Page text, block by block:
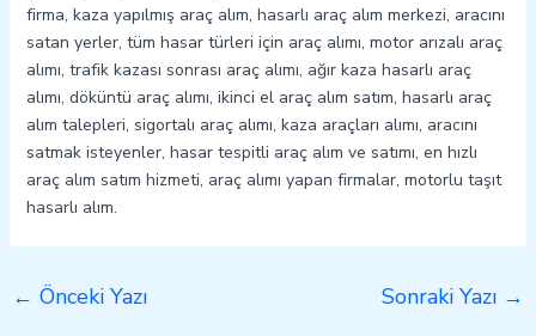
firma, kaza yapılmış araç alım, hasarlı araç alım merkezi, aracını
satan yerler, tüm hasar türleri için araç alımı, motor arızalı araç
alımı, trafik kazası sonrası araç alımı, ağır kaza hasarlı araç
alımı, döküntü araç alımı, ikinci el araç alım satım, hasarlı araç
alım talepleri, sigortalı araç alımı, kaza araçları alımı, aracını
satmak isteyenler, hasar tespitli araç alım ve satımı, en hızlı
araç alım satım hizmeti, araç alımı yapan firmalar, motorlu taşıt
hasarlı alım.
← Önceki Yazı Sonraki Yazı →